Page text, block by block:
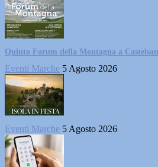
Quinto Forum della Montagna a
Eventi Marche 5 Agosto 2026
Eventi Marche 5 Agosto 2026